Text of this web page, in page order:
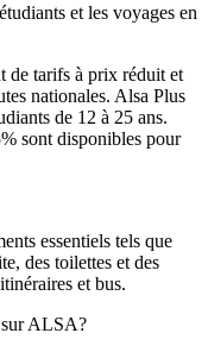
et les voyages en
de tarifs à prix réduit et
nationales. Alsa Plus
de 12 à 25 ans.
sont disponibles pour
essentiels tels que
des toilettes et des
et bus.
sur ALSA?